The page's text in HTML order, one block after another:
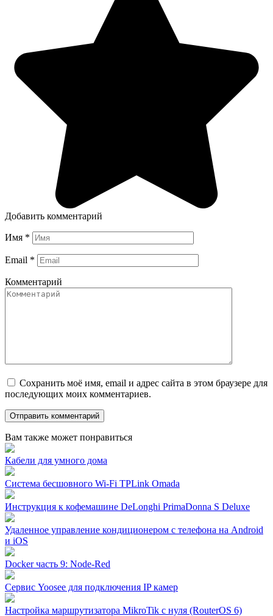
Добавить комментарий
Имя *
Email *
Комментарий
Сохранить моё имя, email и адрес сайта в этом браузере для
последующих моих комментариев.
Вам также может понравиться
Кабели для умного дома
Система бесшовного Wi-Fi TPLink Omada
Инструкция к кофемашине DeLonghi PrimaDonna S Deluxe
Удаленное управление кондиционером с телефона на Android
и iOS
Docker часть 9: Node-Red
Сервис Yoosee для подключения IP камер
Настройка маршрутизатора MikroTik с нуля (RouterOS 6)